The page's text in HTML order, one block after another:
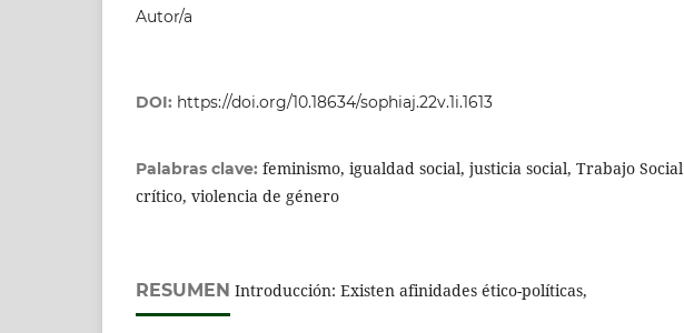
Autor/a
DOI: https://doi.org/10.18634/sophiaj.22v.1i.1613
Palabras clave: feminismo, igualdad social, justicia social, Trabajo Social
crítico, violencia de género
RESUMEN Introducción: Existen afinidades ético-políticas,